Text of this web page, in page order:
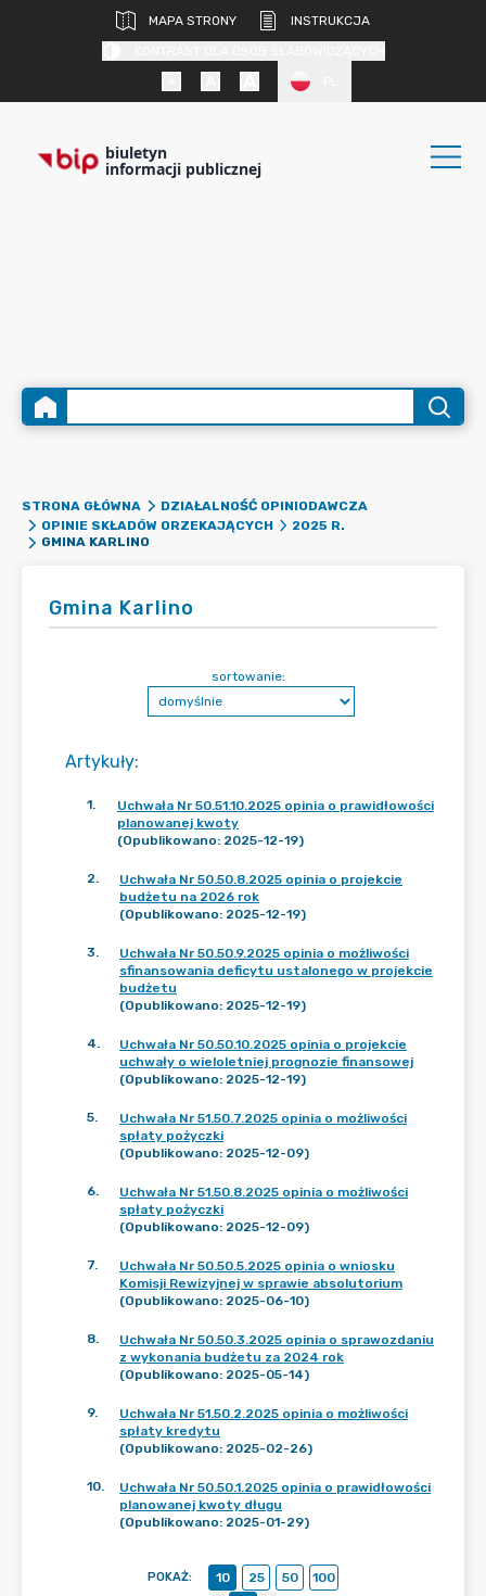
MAPA STRONY
INSTRUKCJA
biuletyn
informacji publicznej
STRONA GŁÓWNA
DZIAŁALNOŚĆ OPINIODAWCZA
OPINIE SKŁADÓW ORZEKAJĄCYCH
2025 R.
GMINA KARLINO
Gmina Karlino
Artykuły:
sortowanie:
1.
Uchwała Nr 50.51.10.2025 opinia o prawidłowości
planowanej kwoty
(Opublikowano: 2025-12-19)
2.
Uchwała Nr 50.50.8.2025 opinia o projekcie
budżetu na 2026 rok
(Opublikowano: 2025-12-19)
3.
Uchwała Nr 50.50.9.2025 opinia o możliwości
sfinansowania deficytu ustalonego w projekcie
budżetu
(Opublikowano: 2025-12-19)
4.
Uchwała Nr 50.50.10.2025 opinia o projekcie
uchwały o wieloletniej prognozie finansowej
(Opublikowano: 2025-12-19)
5.
Uchwała Nr 51.50.7.2025 opinia o możliwości
spłaty pożyczki
(Opublikowano: 2025-12-09)
6.
Uchwała Nr 51.50.8.2025 opinia o możliwości
spłaty pożyczki
(Opublikowano: 2025-12-09)
7.
Uchwała Nr 50.50.5.2025 opinia o wniosku
Komisji Rewizyjnej w sprawie absolutorium
(Opublikowano: 2025-06-10)
8.
Uchwała Nr 50.50.3.2025 opinia o sprawozdaniu
z wykonania budżetu za 2024 rok
(Opublikowano: 2025-05-14)
9.
Uchwała Nr 51.50.2.2025 opinia o możliwości
spłaty kredytu
(Opublikowano: 2025-02-26)
10.
Uchwała Nr 50.50.1.2025 opinia o prawidłowości
planowanej kwoty długu
(Opublikowano: 2025-01-29)
POKAŻ: 10 25 50
100